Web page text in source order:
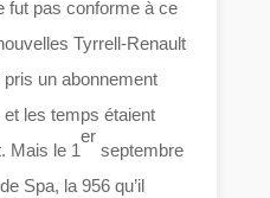
fut pas conforme à ce
Tyrrell-Renault
un abonnement
les temps étaient
Mais le 1
er
septembre
Spa, la 956 qu’il